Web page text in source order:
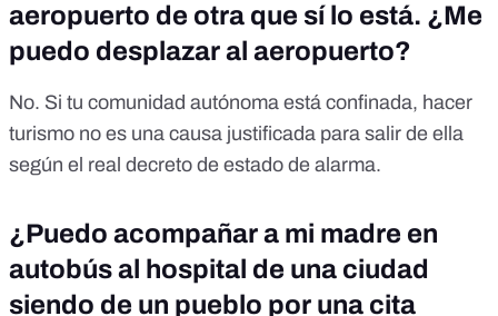
aeropuerto de otra que sí lo está. ¿Me
puedo desplazar al aeropuerto?
No. Si tu comunidad autónoma está confinada, hacer
turismo no es una causa justificada para salir de ella
según el real decreto de estado de alarma.
¿Puedo acompañar a mi madre en
autobús al hospital de una ciudad
siendo de un pueblo por una cita